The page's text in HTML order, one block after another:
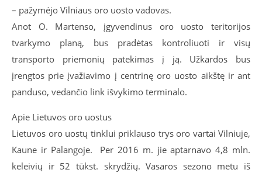
– pažymėjo Vilniaus oro uosto vadovas.
Anot O. Martenso, įgyvendinus oro uosto teritorijos
tvarkymo planą, bus pradėtas kontroliuoti ir visų
transporto priemonių patekimas į ją. Užkardos bus
įrengtos prie įvažiavimo į centrinę oro uosto aikštę ir ant
panduso, vedančio link išvykimo terminalo.
Apie Lietuvos oro uostus
Lietuvos oro uostų tinklui priklauso trys oro vartai Vilniuje,
Kaune ir Palangoje. Per 2016 m. jie aptarnavo 4,8 mln.
keleivių ir 52 tūkst. skrydžių. Vasaros sezono metu iš